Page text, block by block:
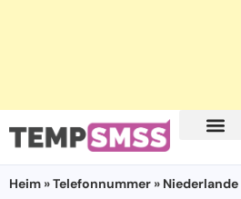
Heim »Telefonnummer » Niederlande